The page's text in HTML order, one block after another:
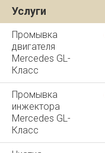
Услуги
Промывка
двигателя
Mercedes GL-
Класс
Промывка
инжектора
Mercedes GL-
Класс